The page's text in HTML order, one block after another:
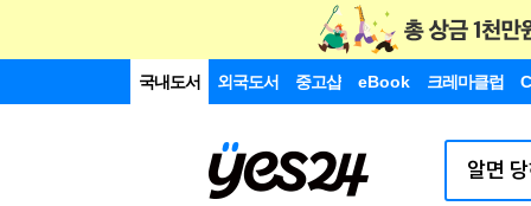
국내도서 외국도서 중고샵 eBook 크레마클럽